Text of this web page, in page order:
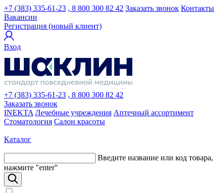
+7 (383) 335-61-23 , 8 800 300 82 42 Заказать звонок Контакты
Вакансии
Регистрация (новый клиент)
Вход
+7 (383) 335-61-23 , 8 800 300 82 42
Заказать звонок
INEKTA Лечебные учреждения Аптечный ассортимент
Стоматология Салон красоты
Каталог
Введите название или код товара,
нажмите "enter"